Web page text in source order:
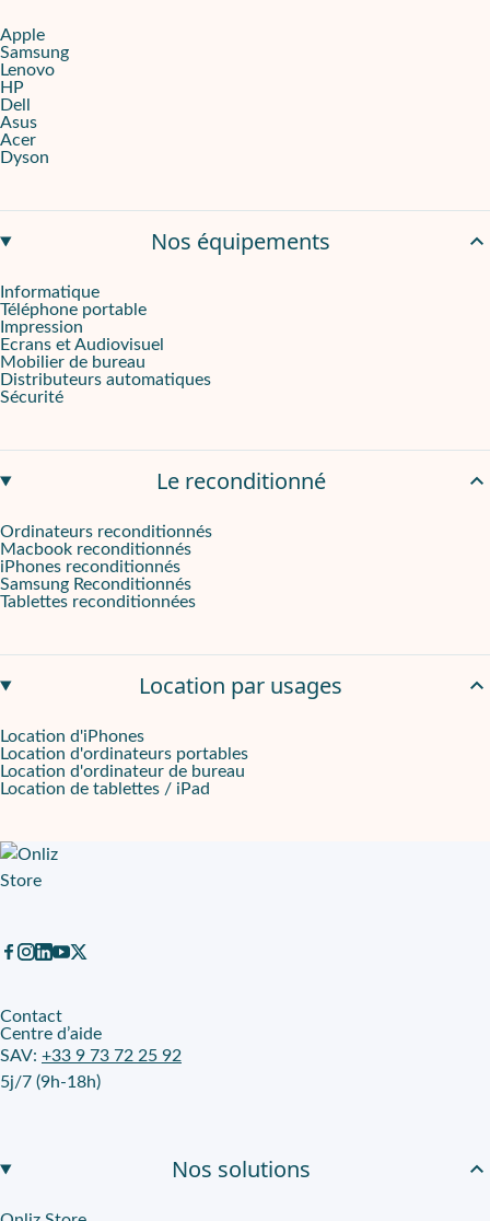
Apple
Samsung
Lenovo
HP
Dell
Asus
Acer
Dyson
Nos équipements
Informatique
Téléphone portable
Impression
Ecrans et Audiovisuel
Mobilier de bureau
Distributeurs automatiques
Sécurité
Le reconditionné
Ordinateurs reconditionnés
Macbook reconditionnés
iPhones reconditionnés
Samsung Reconditionnés
Tablettes reconditionnées
Location par usages
Location d'iPhones
Location d'ordinateurs portables
Location d'ordinateur de bureau
Location de tablettes / iPad
Contact
Centre d’aide
SAV: +33 9 73 72 25 92
5j/7 (9h-18h)
Nos solutions